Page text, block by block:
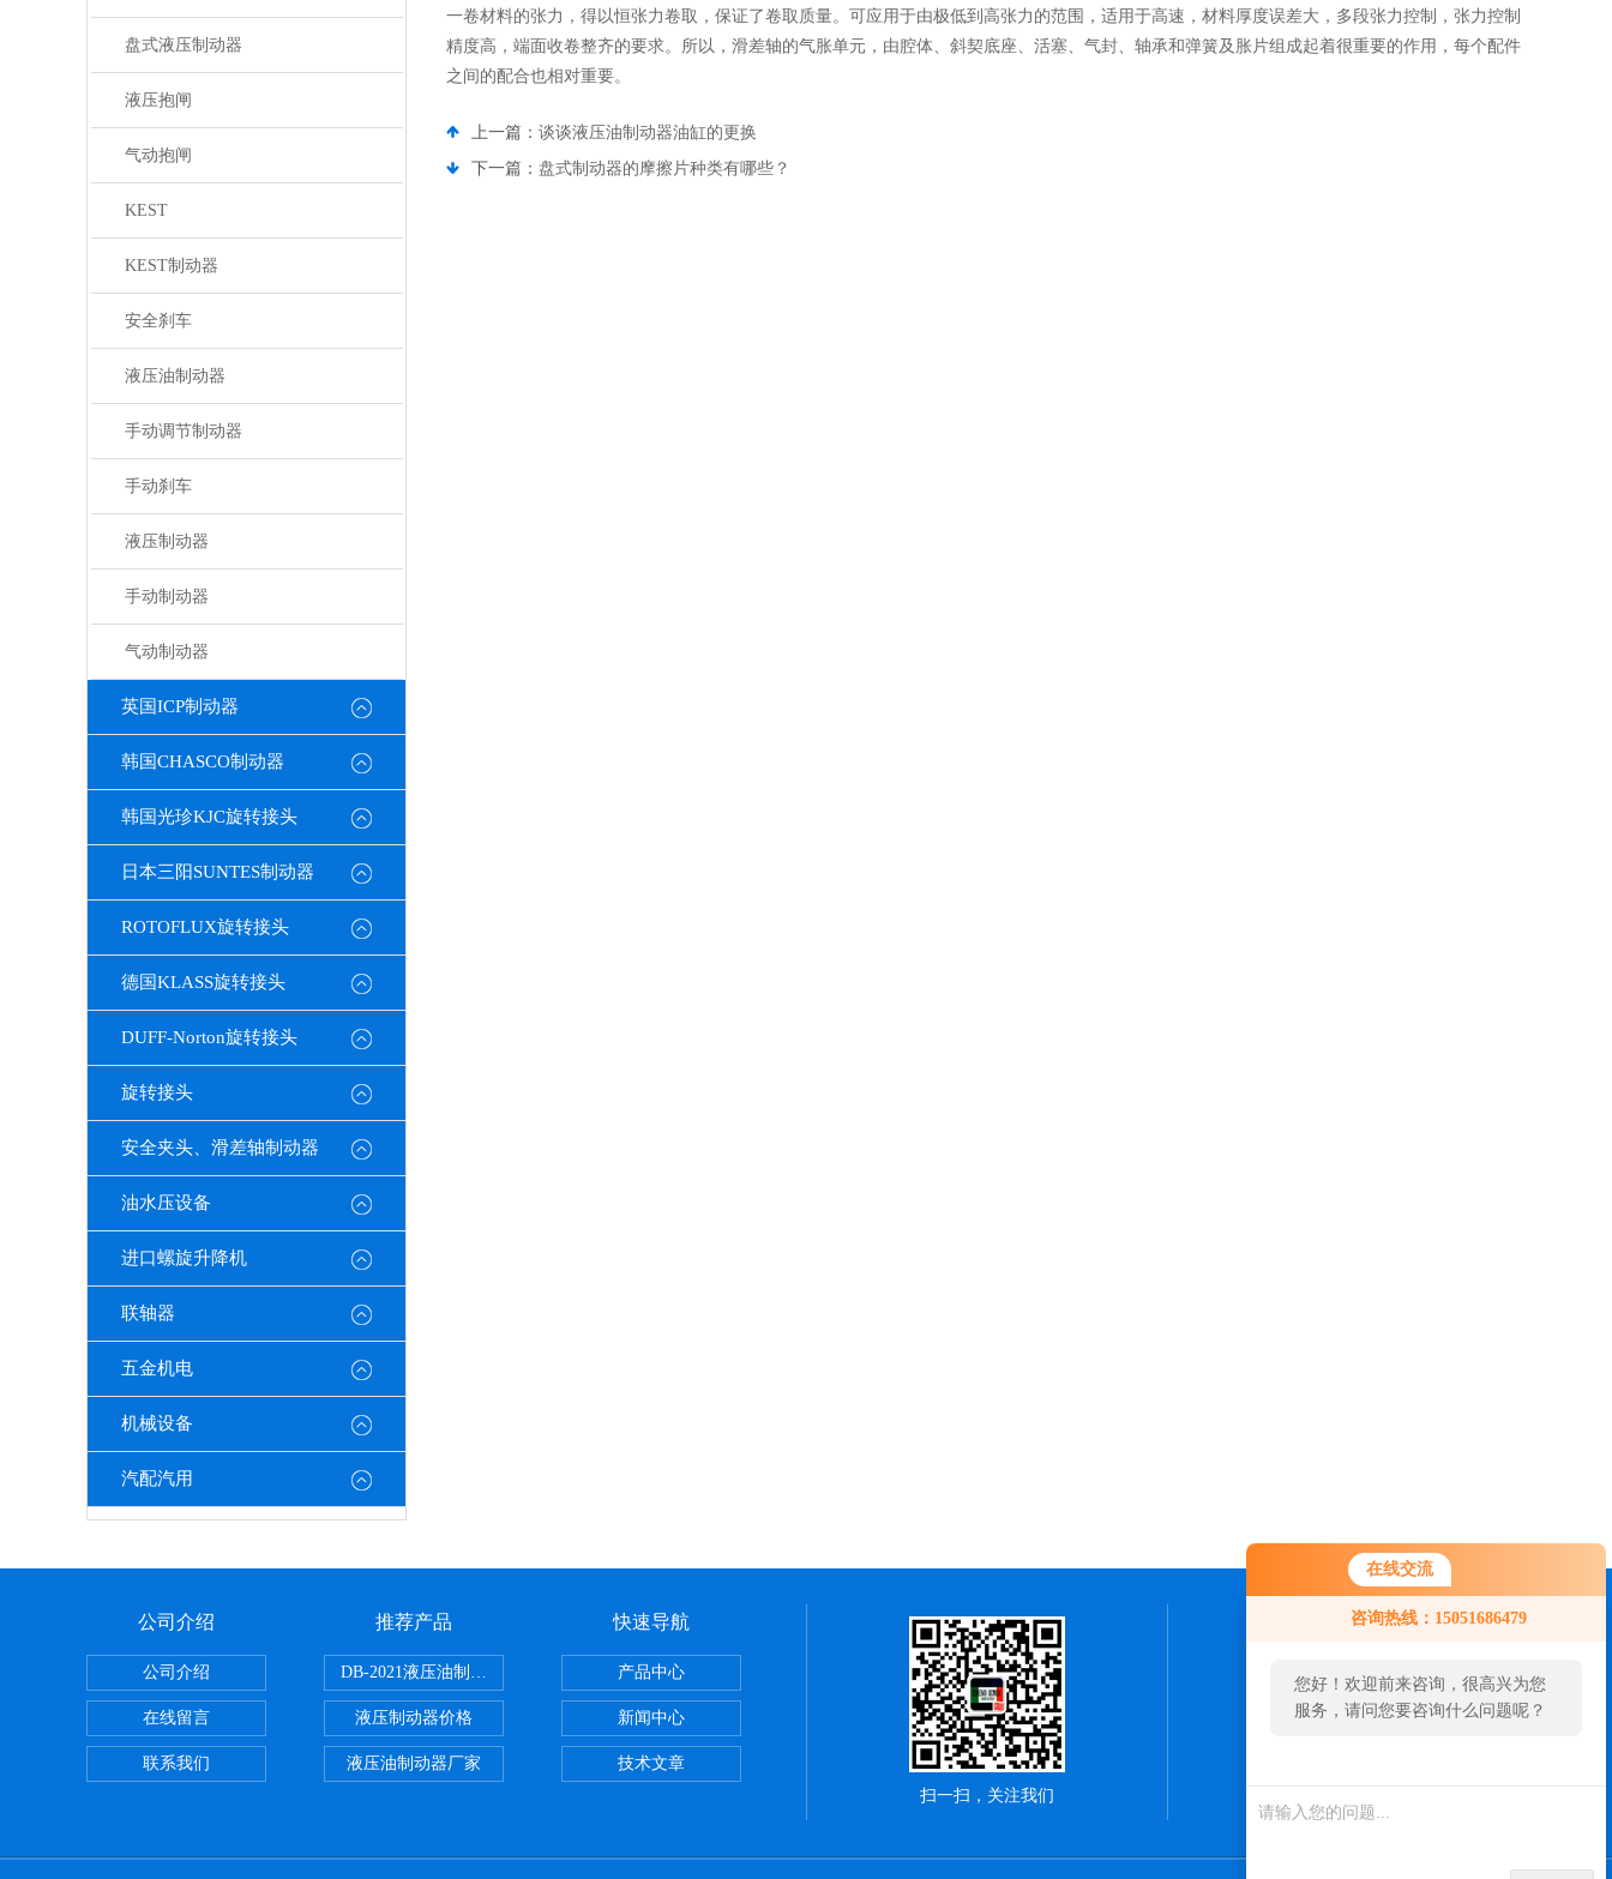
在线交流
咨询热线：15051686479
您好！欢迎前来咨询，很高兴为您
服务，请问您要咨询什么问题呢？
盘式液压制动器
液压抱闸
气动抱闸
KEST
KEST制动器
安全刹车
液压油制动器
手动调节制动器
手动刹车
液压制动器
手动制动器
气动制动器
英国ICP制动器
韩国CHASCO制动器
韩国光珍KJC旋转接头
日本三阳SUNTES制动器
ROTOFLUX旋转接头
德国KLASS旋转接头
DUFF-Norton旋转接头
旋转接头
安全夹头、滑差轴制动器
油水压设备
进口螺旋升降机
联轴器
五金机电
机械设备
汽配汽用
一卷材料的张力，得以恒张力卷取，保证了卷取质量。可应用于由极低到高张力的范围，适用于高速，材料厚度误差大，多段张力控制，张力控制
精度高，端面收卷整齐的要求。所以，滑差轴的气胀单元，由腔体、斜契底座、活塞、气封、轴承和弹簧及胀片组成起着很重要的作用，每个配件
之间的配合也相对重要。
上一篇： 谈谈液压油制动器油缸的更换
下一篇： 盘式制动器的摩擦片种类有哪些？
公司介绍
公司介绍
在线留言
联系我们
推荐产品
DB-2021液压油制动器
液压制动器价格
液压油制动器厂家
快速导航
产品中心
新闻中心
技术文章
扫一扫，关注我们
联系我们
24小时热线：